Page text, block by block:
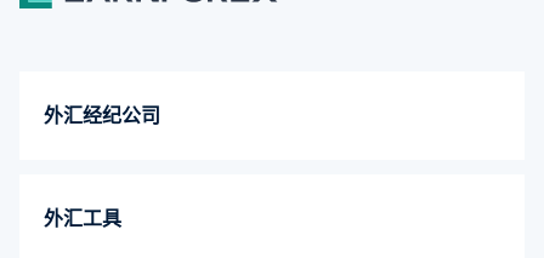
外汇经纪公司
外汇工具